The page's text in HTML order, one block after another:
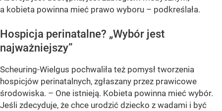
a kobieta powinna mieć prawo wyboru – podkreślała.
Hospicja perinatalne? „Wybór jest
najważniejszy”
Scheuring-Wielgus pochwaliła też pomysł tworzenia
hospicjów perinatalnych, zgłaszany przez prawicowe
środowiska. – One istnieją. Kobieta powinna mieć wybór.
Jeśli zdecyduje, że chce urodzić dziecko z wadami i być